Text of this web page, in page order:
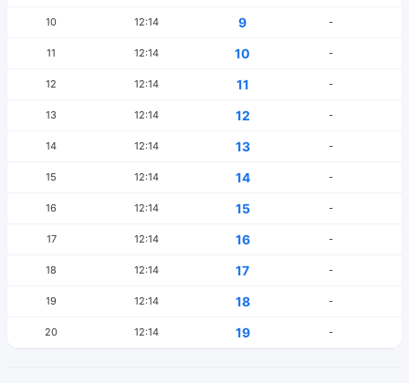
10 12:14 9 -
11 12:14 10 -
12 12:14 11 -
13 12:14 12 -
14 12:14 13 -
15 12:14 14 -
16 12:14 15 -
17 12:14 16 -
18 12:14 17 -
19 12:14 18 -
20 12:14 19 -